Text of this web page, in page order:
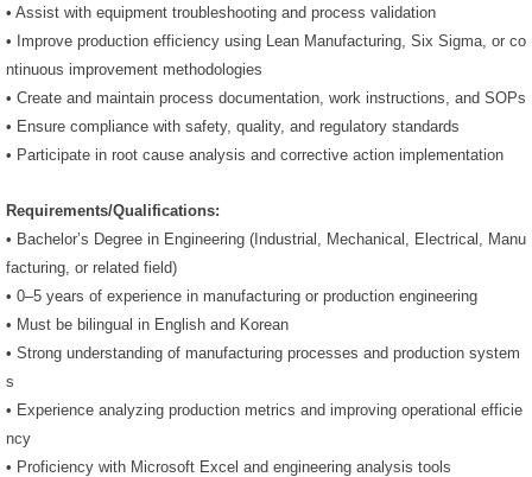
• Assist with equipment troubleshooting and process validation
• Improve production efficiency using Lean Manufacturing, Six Sigma, or co
ntinuous improvement methodologies
• Create and maintain process documentation, work instructions, and SOPs
• Ensure compliance with safety, quality, and regulatory standards
• Participate in root cause analysis and corrective action implementation
Requirements/Qualifications:
• Bachelor’s Degree in Engineering (Industrial, Mechanical, Electrical, Manu
facturing, or related field)
• 0–5 years of experience in manufacturing or production engineering
• Must be bilingual in English and Korean
• Strong understanding of manufacturing processes and production system
s
• Experience analyzing production metrics and improving operational efficie
ncy
• Proficiency with Microsoft Excel and engineering analysis tools